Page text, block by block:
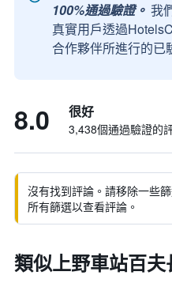
100%通過驗證。 我
真實用戶透過
合作夥伴所進行的已
8.0 很好
3,438個通過驗證的
沒有找到評論。請移除一些
所有篩選以查看評論。
類似上野車站百